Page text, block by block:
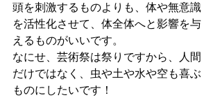
頭を刺激するものよりも、体や無意識
を活性化させて、体全体へと影響を与
えるものがいいです。
なにせ、芸術祭は祭りですから、人間
だけではなく、虫や土や水や空も喜ぶ
ものにしたいです！